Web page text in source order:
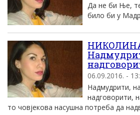
Да не би Ње,
било би у
06.09.2016. -
Надмудрити,
надговорити,
то човјекова насушна потреба да